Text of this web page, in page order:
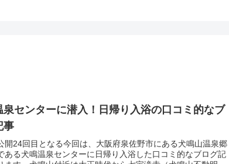
泉センターに潜入！日帰り入浴の口コミ的なブ
事
開24回目となる今回は、大阪府泉佐野市にある犬鳴山温泉郷
ある犬鳴温泉センターに日帰り入浴した口コミ的なブログ記